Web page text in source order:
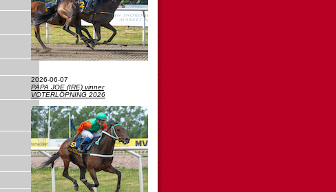
2026-06-07
PAPA JOE (IRE) vinner
VOTERLÖPNING 2026